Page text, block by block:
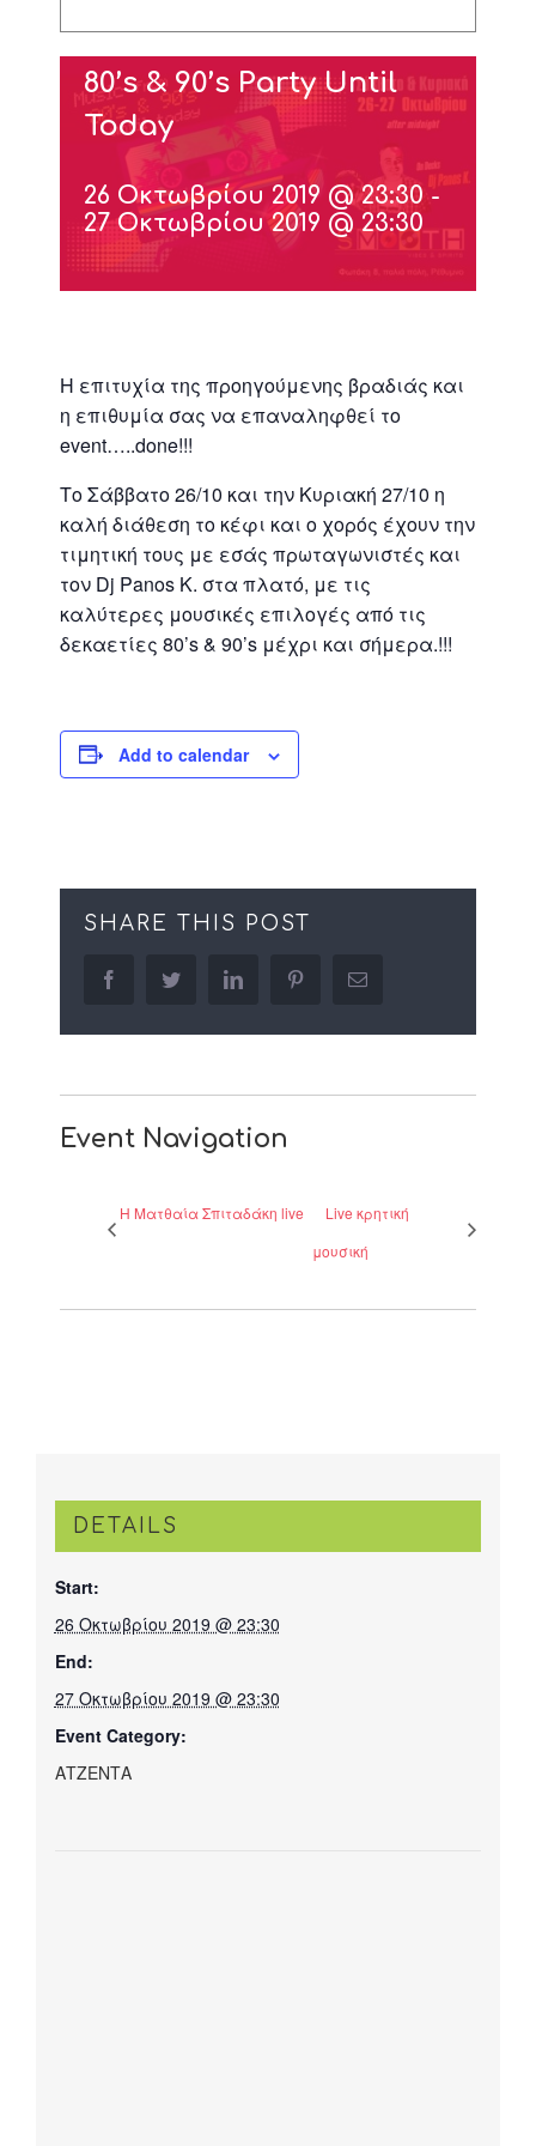
80’s & 90’s Party Until
Today
26 Οκτωβρίου 2019 @ 23:30-
27 Οκτωβρίου 2019 @ 23:30
Η επιτυχία της προηγούμενης βραδιάς και
η επιθυμία σας να επαναληφθεί το
event…..done!!!
Το Σάββατο 26/10 και την Κυριακή 27/10 η
καλή διάθεση το κέφι και ο χορός έχουν την
τιμητική τους με εσάς πρωταγωνιστές και
τον Dj Panos K. στα πλατό, με τις
καλύτερες μουσικές επιλογές από τις
δεκαετίες 80’s & 90’s μέχρι και σήμερα.!!!
Add to calendar
SHARE THIS POST
facebooktwitter linkedin pinterestEmail
Event Navigation
H Ματθαία Σπιταδάκη live
Live κρητική
μουσική
DETAILS
Start:
26 Οκτωβρίου 2019 @ 23:30
End:
27 Οκτωβρίου 2019 @ 23:30
Event Category:
ΑΤΖΕΝΤΑ